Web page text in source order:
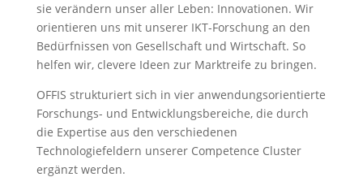
sie verändern unser aller Leben: Innovationen. Wir
orientieren uns mit unserer IKT-Forschung an den
Bedürfnissen von Gesellschaft und Wirtschaft. So
helfen wir, clevere Ideen zur Marktreife zu bringen.
OFFIS strukturiert sich in vier anwendungsorientierte
Forschungs- und Entwicklungsbereiche, die durch
die Expertise aus den verschiedenen
Technologiefeldern unserer Competence Cluster
ergänzt werden.